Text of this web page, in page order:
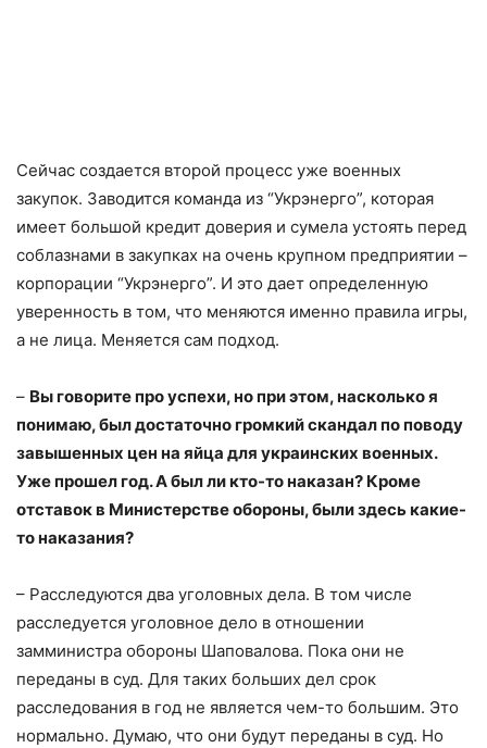
Сейчас создается второй процесс уже военных
закупок. Заводится команда из “Укрэнерго”, которая
имеет большой кредит доверия и сумела устоять перед
соблазнами в закупках на очень крупном предприятии –
корпорации “Укрэнерго”. И это дает определенную
уверенность в том, что меняются именно правила игры,
а не лица. Меняется сам подход.
– Вы говорите про успехи, но при этом, насколько я
понимаю, был достаточно громкий скандал по поводу
завышенных цен на яйца для украинских военных.
Уже прошел год. А был ли кто-то наказан? Кроме
отставок в Министерстве обороны, были здесь какие-
то наказания?
– Расследуются два уголовных дела. В том числе
расследуется уголовное дело в отношении
замминистра обороны Шаповалова. Пока они не
переданы в суд. Для таких больших дел срок
расследования в год не является чем-то большим. Это
нормально. Думаю, что они будут переданы в суд. Но